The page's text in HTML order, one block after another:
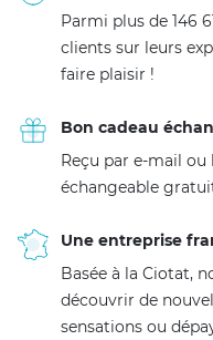
Parmi plus de 146
clients sur leurs
faire plaisir !
Bon cadeau
Reçu par e-mail ou
échangeable
Une entreprise
Basée à la Ciotat,
découvrir de
sensations ou